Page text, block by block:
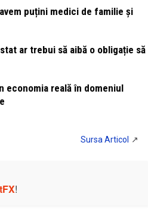
puțini medici de familie și
ar trebui să aibă o obligație să
economia reală în domeniul
!